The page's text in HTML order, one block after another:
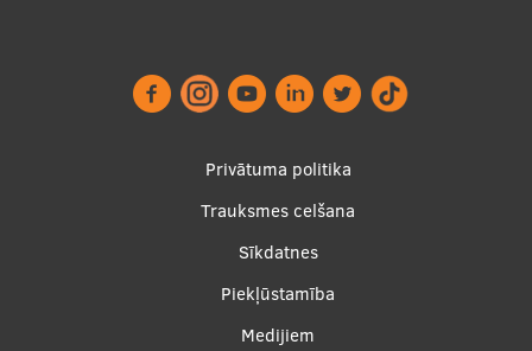
EURAXESS RSU kontaktpunkts
Privātuma politika
Trauksmes celšana
Sīkdatnes
Piekļūstamība
Medijiem